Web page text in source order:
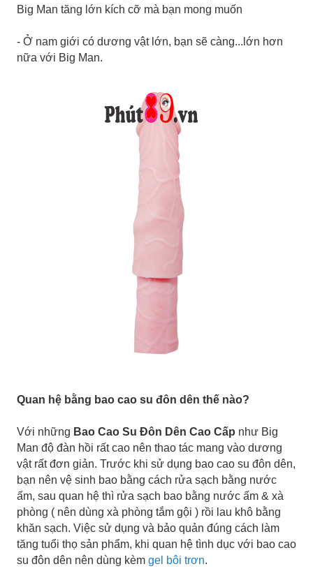
Big Man tăng lớn kích cỡ mà bạn mong muốn
- Ở nam giới có dương vật lớn, bạn sẽ càng...lớn hơn
nữa với Big Man.
Quan hệ bằng bao cao su đôn dên thế nào?
Với những Bao Cao Su Đôn Dên Cao Cấp như Big
Man độ đàn hồi rất cao nên thao tác mang vào dương
vật rất đơn giản. Trước khi sử dụng bao cao su đôn dên,
bạn nên vệ sinh bao bằng cách rửa sạch bằng nước
ấm, sau quan hệ thì rửa sạch bao bằng nước ấm & xà
phòng ( nên dùng xà phòng tắm gội ) rồi lau khô bằng
khăn sạch. Việc sử dụng và bảo quản đúng cách làm
tăng tuổi thọ sản phẩm, khi quan hệ tình dục với bao cao
su đôn dên nên dùng kèm gel bôi trơn.